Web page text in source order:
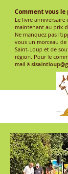
Comment vous le
Le livre anniversaire
maintenant au prix
Ne manquez pas
vous un morceau
Saint-Loup et de
région. Pour le
mail à